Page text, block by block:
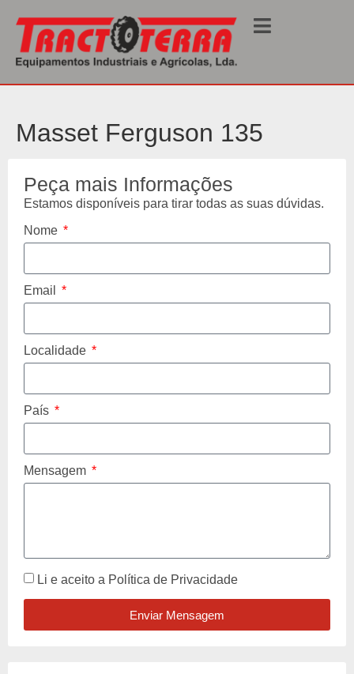
Masset Ferguson 135
Peça mais Informações
Estamos disponíveis para tirar todas as suas dúvidas.
Nome
Email
Localidade
País
Mensagem
Li e aceito a Política de Privacidade
Enviar Mensagem